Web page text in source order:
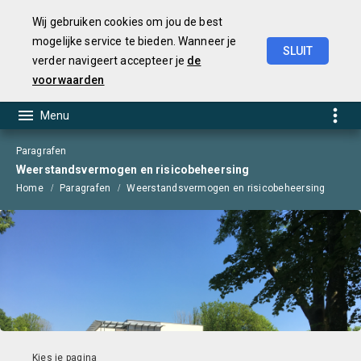
Wij gebruiken cookies om jou de best
mogelijke service te bieden. Wanneer je
verder navigeert accepteer je de
voorwaarden
SLUIT
Paragrafen
Weerstandsvermogen en risicobeheersing
Home Paragrafen Weerstandsvermogen en risicobeheersing